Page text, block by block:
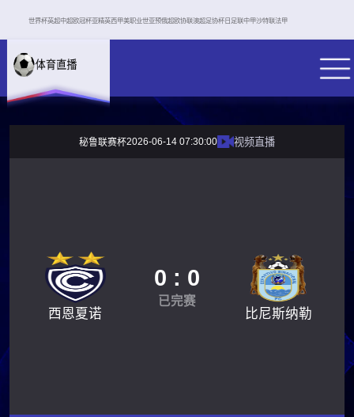
世界杯英超中超欧冠杯亚精英西甲美职业世亚预俄超欧协联澳超足协杯日足联中甲沙特联法甲
秘鲁联赛杯2026-06-14 07:30:00 视频直播
西恩夏诺
0 : 0
已完赛
比尼斯纳勒